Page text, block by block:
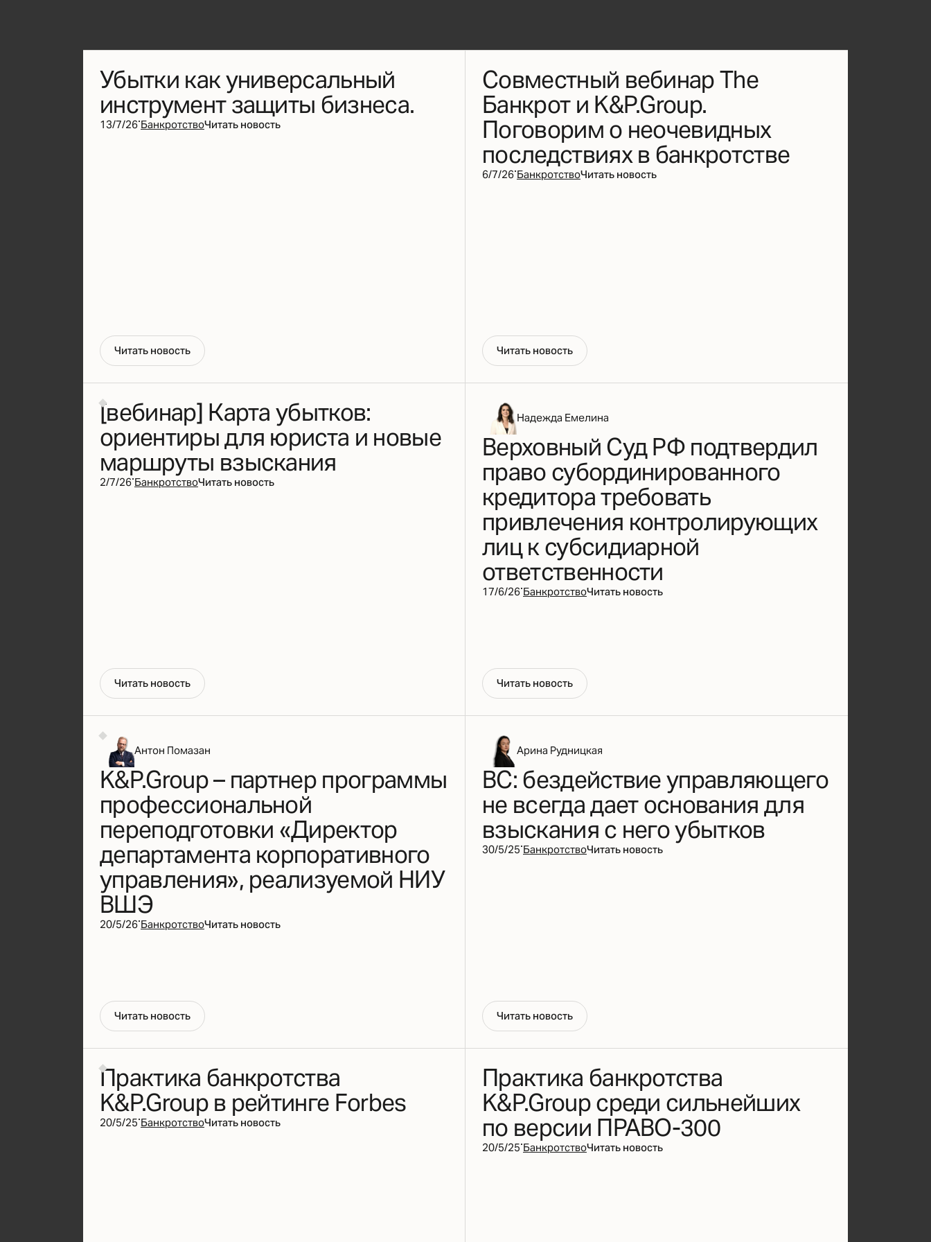
Убытки как универсальный
инструмент защиты бизнеса.
13/7/26·БанкротствоЧитать новость
Читать новость
Совместный вебинар The
Банкрот и K&P.Group.
Поговорим о неочевидных
последствиях в банкротстве
6/7/26·БанкротствоЧитать новость
Читать новость
[вебинар] Карта убытков:
ориентиры для юриста и новые
маршруты взыскания
2/7/26·БанкротствоЧитать новость
Читать новость
Надежда Емелина
Верховный Суд РФ подтвердил
право субординированного
кредитора требовать
привлечения контролирующих
лиц к субсидиарной
ответственности
17/6/26·БанкротствоЧитать новость
Читать новость
Антон Помазан
K&P.Group – партнер программы
профессиональной
переподготовки «Директор
департамента корпоративного
управления», реализуемой НИУ
ВШЭ
20/5/26·БанкротствоЧитать новость
Читать новость
Арина Рудницкая
ВС: бездействие управляющего
не всегда дает основания для
взыскания с него убытков
30/5/25·БанкротствоЧитать новость
Читать новость
Практика банкротства
K&P.Group в рейтинге Forbes
20/5/25·БанкротствоЧитать новость
Практика банкротства
K&P.Group среди сильнейших
по версии ПРАВО-300
20/5/25·БанкротствоЧитать новость